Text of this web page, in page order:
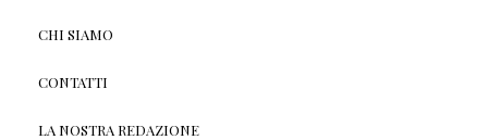
CHI SIAMO
CONTATTI
LA NOSTRA REDAZIONE